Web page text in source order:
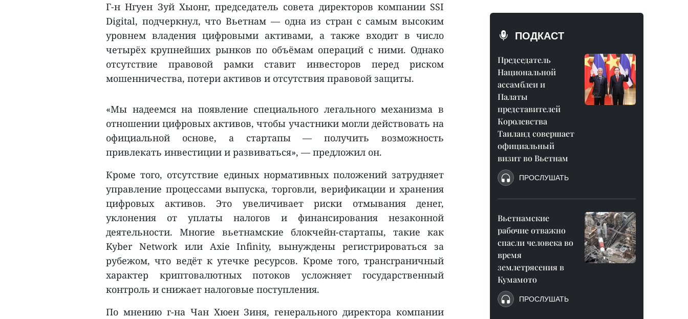
Г-н Нгуен Зуй Хыонг, председатель совета директоров компании SSI
Digital, подчеркнул, что Вьетнам — одна из стран с самым высоким
уровнем владения цифровыми активами, а также входит в число
четырёх крупнейших рынков по объёмам операций с ними. Однако
отсутствие правовой рамки ставит инвесторов перед риском
мошенничества, потери активов и отсутствия правовой защиты.
«Мы надеемся на появление специального легального механизма в
отношении цифровых активов, чтобы участники могли действовать на
официальной основе, а стартапы — получить возможность
привлекать инвестиции и развиваться», — предложил он.
Кроме того, отсутствие единых нормативных положений затрудняет
управление процессами выпуска, торговли, верификации и хранения
цифровых активов. Это увеличивает риски отмывания денег,
уклонения от уплаты налогов и финансирования незаконной
деятельности. Многие вьетнамские блокчейн-стартапы, такие как
Kyber Network или Axie Infinity, вынуждены регистрироваться за
рубежом, что ведёт к утечке ресурсов. Кроме того, трансграничный
характер криптовалютных потоков усложняет государственный
контроль и снижает налоговые поступления.
По мнению г-на Чан Хюен Зиня, генерального директора компании
ПОДКАСТ
Председатель
Национальной
ассамблеи и
Палаты
представителей
Королевства
Таиланд совершает
официальный
визит во Вьетнам
ПРОСЛУШАТЬ
Вьетнамские
рабочие отважно
спасли человека во
время
землетрясения в
Кумамото
ПРОСЛУШАТЬ